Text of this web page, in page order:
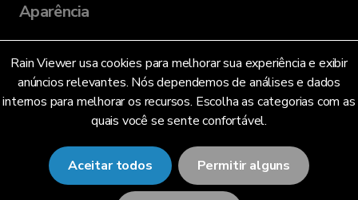
Rain Viewer usa cookies para melhorar sua experiência e exibir
anúncios relevantes. Nós dependemos de análises e dados
internos para melhorar os recursos. Escolha as categorias com as
quais você se sente confortável.
Aceitar todos Permitir alguns
Aparência
Idioma
Português Brasileiro (BR)